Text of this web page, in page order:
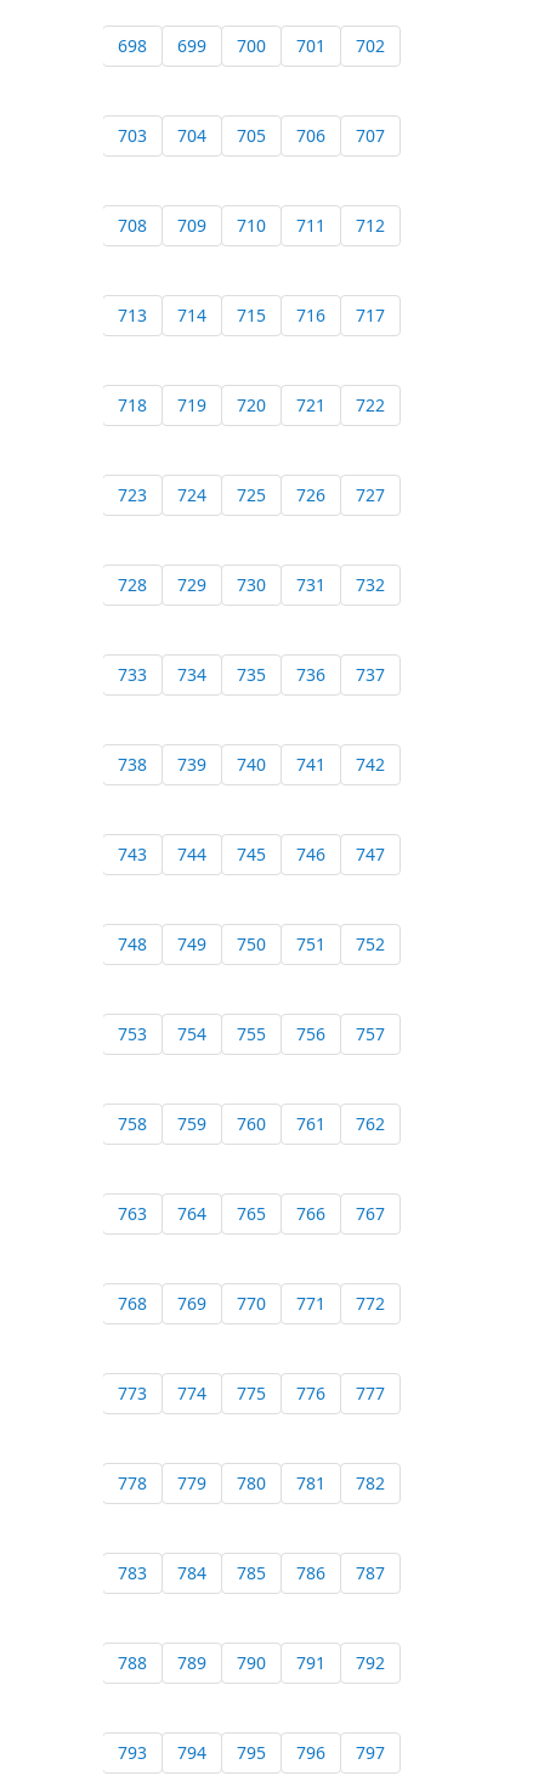
698 699 700 701 702
703 704 705 706 707
708 709 710 711 712
713 714 715 716 717
718 719 720 721 722
723 724 725 726 727
728 729 730 731 732
733 734 735 736 737
738 739 740 741 742
743 744 745 746 747
748 749 750 751 752
753 754 755 756 757
758 759 760 761 762
763 764 765 766 767
768 769 770 771 772
773 774 775 776 777
778 779 780 781 782
783 784 785 786 787
788 789 790 791 792
793 794 795 796 797